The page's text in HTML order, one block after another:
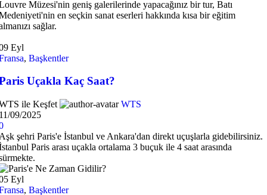
Müzesi'nin geniş galerilerinde yapacağınız bir tur, Batı
en seçkin sanat eserleri hakkında kısa bir eğitim
sağlar.
Eyl
, Başkentler
Uçakla Kaç Saat?
ile Keşfet
WTS
09/2025
şehri Paris'e İstanbul ve Ankara'dan direkt uçuşlarla gidebilirsiniz.
Paris arası uçakla ortalama 3 buçuk ile 4 saat arasında
Eyl
, Başkentler